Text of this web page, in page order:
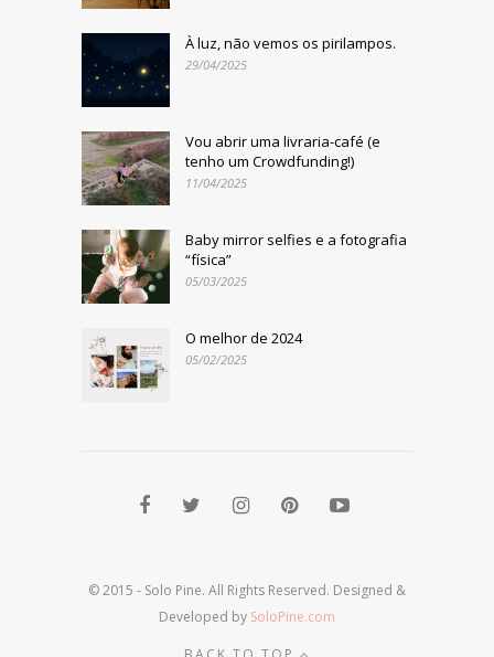
À luz, não vemos os pirilampos.
29/04/2025
Vou abrir uma livraria-café (e
tenho um Crowdfunding!)
11/04/2025
Baby mirror selfies e a fotografia
“física”
05/03/2025
O melhor de 2024
05/02/2025
© 2015 - Solo Pine. All Rights Reserved. Designed &
Developed by SoloPine.com